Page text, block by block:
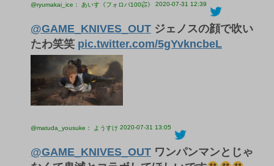
@ryumakai_ice： あいす《フォロバ100㌫》 2020-07-31 12:39
@GAME_KNIVES_OUT ジェノスの顔で吹い
たわ笑笑 pic.twitter.com/5gYvkncbeL
@matuda_yousuke： ようすけ 2020-07-31 13:05
@GAME_KNIVES_OUT ワンパンマンとじゃ